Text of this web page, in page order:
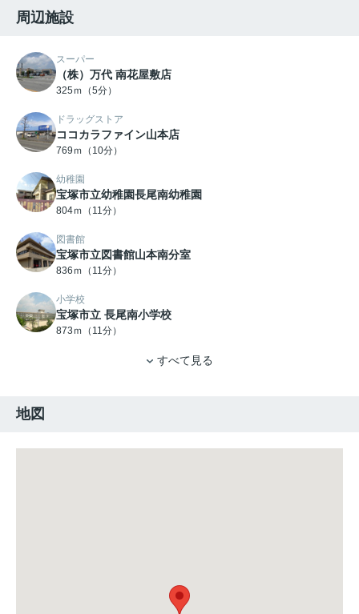
周辺施設
スーパー
（株）万代 南花屋敷店
325ｍ（5分）
ドラッグストア
ココカラファイン山本店
769ｍ（10分）
幼稚園
宝塚市立幼稚園長尾南幼稚園
804ｍ（11分）
図書館
宝塚市立図書館山本南分室
836ｍ（11分）
小学校
宝塚市立 長尾南小学校
873ｍ（11分）
すべて見る
地図